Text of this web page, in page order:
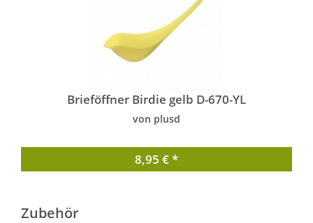
Brieföffner Birdie gelb D-670-YL
von plusd
8,95 € *
Zubehör